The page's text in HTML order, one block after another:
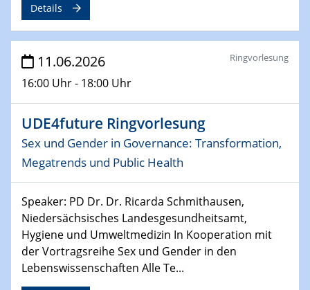
Details
11.06.2026
16:00 Uhr - 18:00 Uhr
Ringvorlesung
UDE4future Ringvorlesung
Sex und Gender in Governance: Transformation,
Megatrends und Public Health
Speaker: PD Dr. Dr. Ricarda Schmithausen,
Niedersächsisches Landesgesundheitsamt,
Hygiene und Umweltmedizin In Kooperation mit
der Vortragsreihe Sex und Gender in den
Lebenswissenschaften Alle Te...